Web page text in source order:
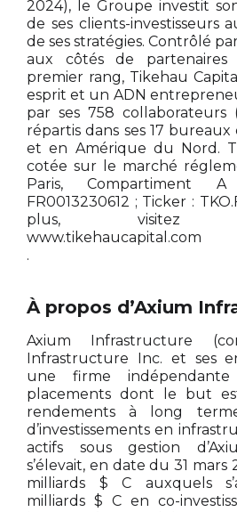
2024), le Groupe investit
de ses clients-investisseurs
de ses stratégies. Contrôlé
aux côtés de partenaires
premier rang, Tikehau
esprit et un ADN
par ses 758 collaborateurs
répartis dans ses 17
et en Amérique du Nord.
cotée sur le marché
Paris, Compartiment
FR0013230612 ; Ticker :
plus,
www.tikehaucapital.com
.
À propos d’Axium
Axium Infrastructure
Infrastructure Inc. et ses
une firme
placements dont le but
rendements à long
d’investissements en
actifs sous gestion
s’élevait, en date du 31 mars
milliards $ C auxquels
milliards $ C en co-